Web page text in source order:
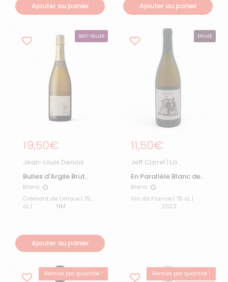
Ajouter au panier Ajouter au panier
BEST-SELLER
Prix régulier
19,50€
Jean-Louis Denois
Bulles d'Argile Brut
Nature
Blanc Blanc
Crémant de Limoux | 75
cL |
NM
Ajouter au panier
ÉPUISÉ
Prix régulier
11,50€
Jeff Carrel | La
En Parallèle Blanc de
noirs sans sulfites
ajoutés 2022
Blanc Blanc
Vin de France | 75 cL |
2022
Remise par quantité ! Remise par quantité !
BEST-SELLER